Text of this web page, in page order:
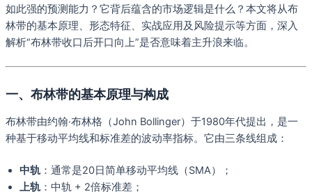
如此强的预测能力？它背后蕴含的市场逻辑是什么？本文将从布
林带的基本原理、形态特征、实战应用及风险提示等方面，深入
解析“布林带收口后开口向上”是否意味着主升浪来临。
一、布林带的基本原理与构成
布林带由约翰·布林格（John Bollinger）于1980年代提出，是一
种基于移动平均线和标准差的波动率指标。它由三条线组成：
中轨 ：通常是20日简单移动平均线（SMA）；
上轨 ：中轨 + 2倍标准差；